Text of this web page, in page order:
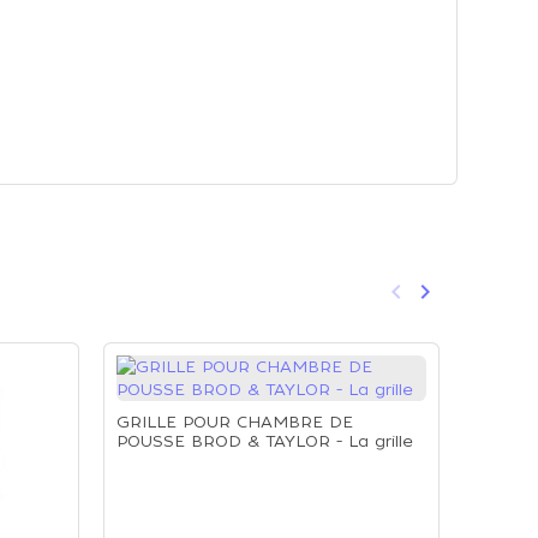
Précédent
keyboard_arrow_left Suivant
keyboard_arrow_right
GRILLE POUR CHAMBRE DE
POUSSE BROD & TAYLOR - La grille